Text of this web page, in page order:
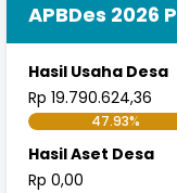
APBDes 2026
Hasil Usaha Desa
Rp 19.790.624,36
47.93%
Hasil Aset Desa
Rp 0,00